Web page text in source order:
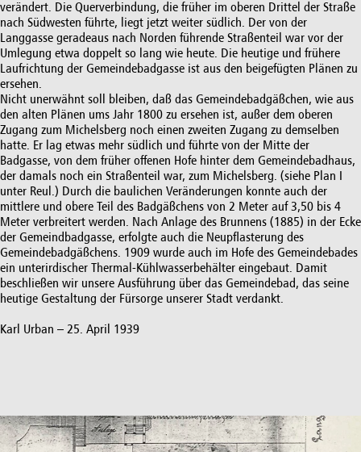
verändert. Die Querverbindung, die früher im oberen Drittel der Straße
nach Südwesten führte, liegt jetzt weiter südlich. Der von der
Langgasse geradeaus nach Norden führende Straßenteil war vor der
Umlegung etwa doppelt so lang wie heute. Die heutige und frühere
Laufrichtung der Gemeindebadgasse ist aus den beigefügten Plänen zu
ersehen.
Nicht unerwähnt soll bleiben, daß das Gemeindebadgäßchen, wie aus
den alten Plänen ums Jahr 1800 zu ersehen ist, außer dem oberen
Zugang zum Michelsberg noch einen zweiten Zugang zu demselben
hatte. Er lag etwas mehr südlich und führte von der Mitte der
Badgasse, von dem früher offenen Hofe hinter dem Gemeindebadhaus,
der damals noch ein Straßenteil war, zum Michelsberg. (siehe Plan I
unter Reul.) Durch die baulichen Veränderungen konnte auch der
mittlere und obere Teil des Badgäßchens von 2 Meter auf 3,50 bis 4
Meter verbreitert werden. Nach Anlage des Brunnens (1885) in der Ecke
der Gemeindbadgasse, erfolgte auch die Neupflasterung des
Gemeindebadgäßchens. 1909 wurde auch im Hofe des Gemeindebades
ein unterirdischer Thermal-Kühlwasserbehälter eingebaut. Damit
beschließen wir unsere Ausführung über das Gemeindebad, das seine
heutige Gestaltung der Fürsorge unserer Stadt verdankt.
Karl Urban – 25. April 1939